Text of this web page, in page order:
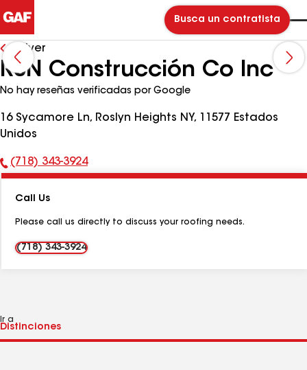
Busca un contratista
Volver
RSN Construcción Co Inc
No hay reseñas verificadas por Google
16 Sycamore Ln, Roslyn Heights NY, 11577 Estados
Unidos
Número
teléfono:
(718) 343-3924
Call Us
Please call us directly to discuss your roofing needs.
(718) 343-3924
Ir a